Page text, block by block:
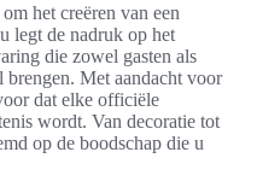
het creëren van een
legt de nadruk op het
die zowel gasten als
Met aandacht voor
dat elke officiële
wordt. Van decoratie tot
op de boodschap die u